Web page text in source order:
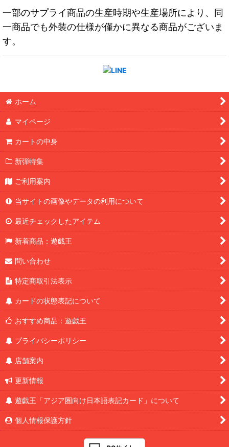
一部のサプライ商品の生産時期や生産場所により、同
一商品でも外装の仕様が僅かに異なる商品がございま
す。
ホーム
マイページ
カートの中身
新弾特集
ご利用案内
当サイトの画像やデータの利用について
最近チェックしたアイテム
新着商品：遊戯王
問い合わせ
特定商取引法表示
カードの状態表記について
おすすめ商品：遊戯王
プライバシーポリシー
店舗案内
更新情報
遊戯王「アジア圏向け日本語表記カード」について
個人情報保護方針